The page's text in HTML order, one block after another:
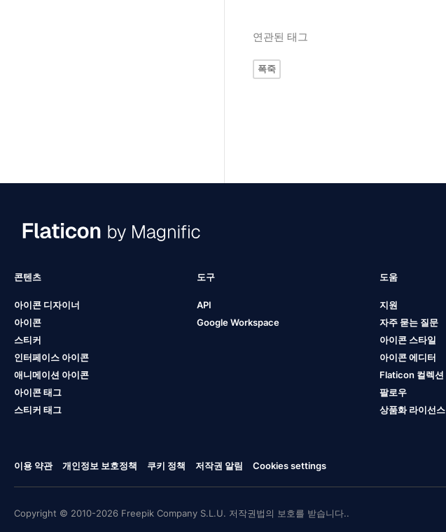
연관된 태그
폭죽
콘텐츠
아이콘 디자이너
아이콘
스티커
인터페이스 아이콘
애니메이션 아이콘
아이콘 태그
스티커 태그
도구
API
Google Workspace
도움
지원
자주 묻는 질문
아이콘 스타일
아이콘 에디터
Flaticon 컬렉션
팔로우
상품화 라이선스
이용 약관 개인정보 보호정책 쿠키 정책 저작권 알림 Cookies settings
Copyright © 2010-2026 Freepik Company S.L.U. 저작권법의 보호를 받습니다..